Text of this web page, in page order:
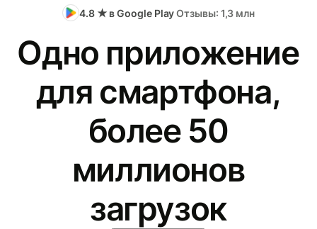
4.8 ★ в Google PlayОтзывы: 1,3 млн
Одно приложение
для смартфона,
более 50
миллионов
загрузок